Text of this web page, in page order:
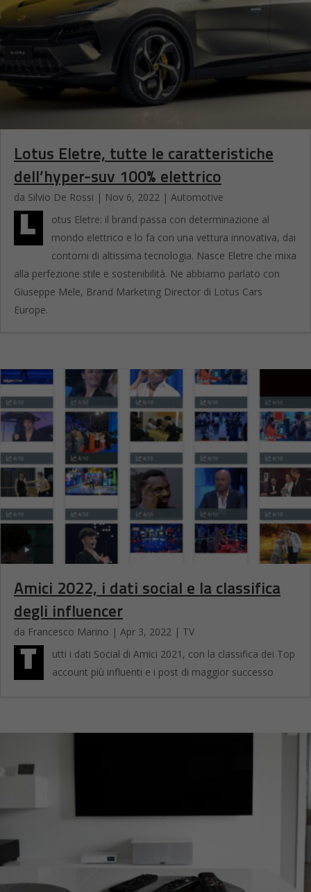
Lotus Eletre, tutte le caratteristiche
dell’hyper-suv 100% elettrico
da Silvio De Rossi | Nov 6, 2022 | Automotive
L
otus Eletre: il brand passa con determinazione al
mondo elettrico e lo fa con una vettura innovativa, dai
contorni di altissima tecnologia. Nasce Eletre che mixa
alla perfezione stile e sostenibilità. Ne abbiamo parlato con
Giuseppe Mele, Brand Marketing Director di Lotus Cars
Europe.
Amici 2022, i dati social e la classifica
degli influencer
da Francesco Marino | Apr 3, 2022 | TV
T
utti i dati Social di Amici 2021, con la classifica dei Top
account più influenti e i post di maggior successo